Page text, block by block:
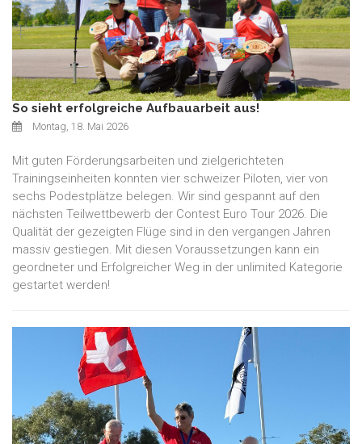
So sieht erfolgreiche Aufbauarbeit aus!
Montag, 18. Mai 2026
Mit guten Förderungsarbeiten und zielgerichteten
Trainingseinheiten konnten vier schweizer Piloten, vier von
sechs Podestplätze belegen. Wir sind gespannt auf den
nächsten Teilwettbewerb der Contest Euro Tour 2026. Die
Qualität der gezeigten Flüge sind in den vergangen Jahren
massiv gestiegen. Mit diesen Voraussetzungen kann ein
geordneter und Erfolgreicher Weg in der unlimited Kategorie
gestartet werden!